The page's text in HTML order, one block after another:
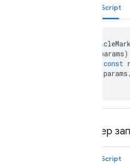
JavaScript
params)
const
params .
Пример
JavaScript